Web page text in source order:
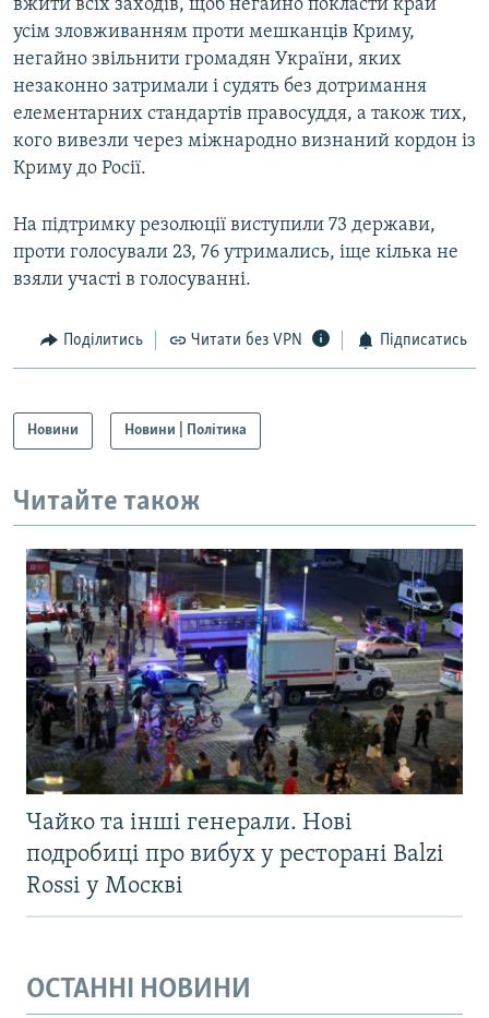
вжити всіх заходів, щоб негайно покласти край
усім зловживанням проти мешканців Криму,
негайно звільнити громадян України, яких
незаконно затримали і судять без дотримання
елементарних стандартів правосуддя, а також тих,
кого вивезли через міжнародно визнаний кордон із
Криму до Росії.
На підтримку резолюції виступили 73 держави,
проти голосували 23, 76 утримались, іще кілька не
взяли участі в голосуванні.
Поділитись Читати без VPN Підписатись
Новини Новини | Політика
Читайте також
Чайко та інші генерали. Нові
подробиці про вибух у ресторані Balzi
Rossi у Москві
ОСТАННІ НОВИНИ